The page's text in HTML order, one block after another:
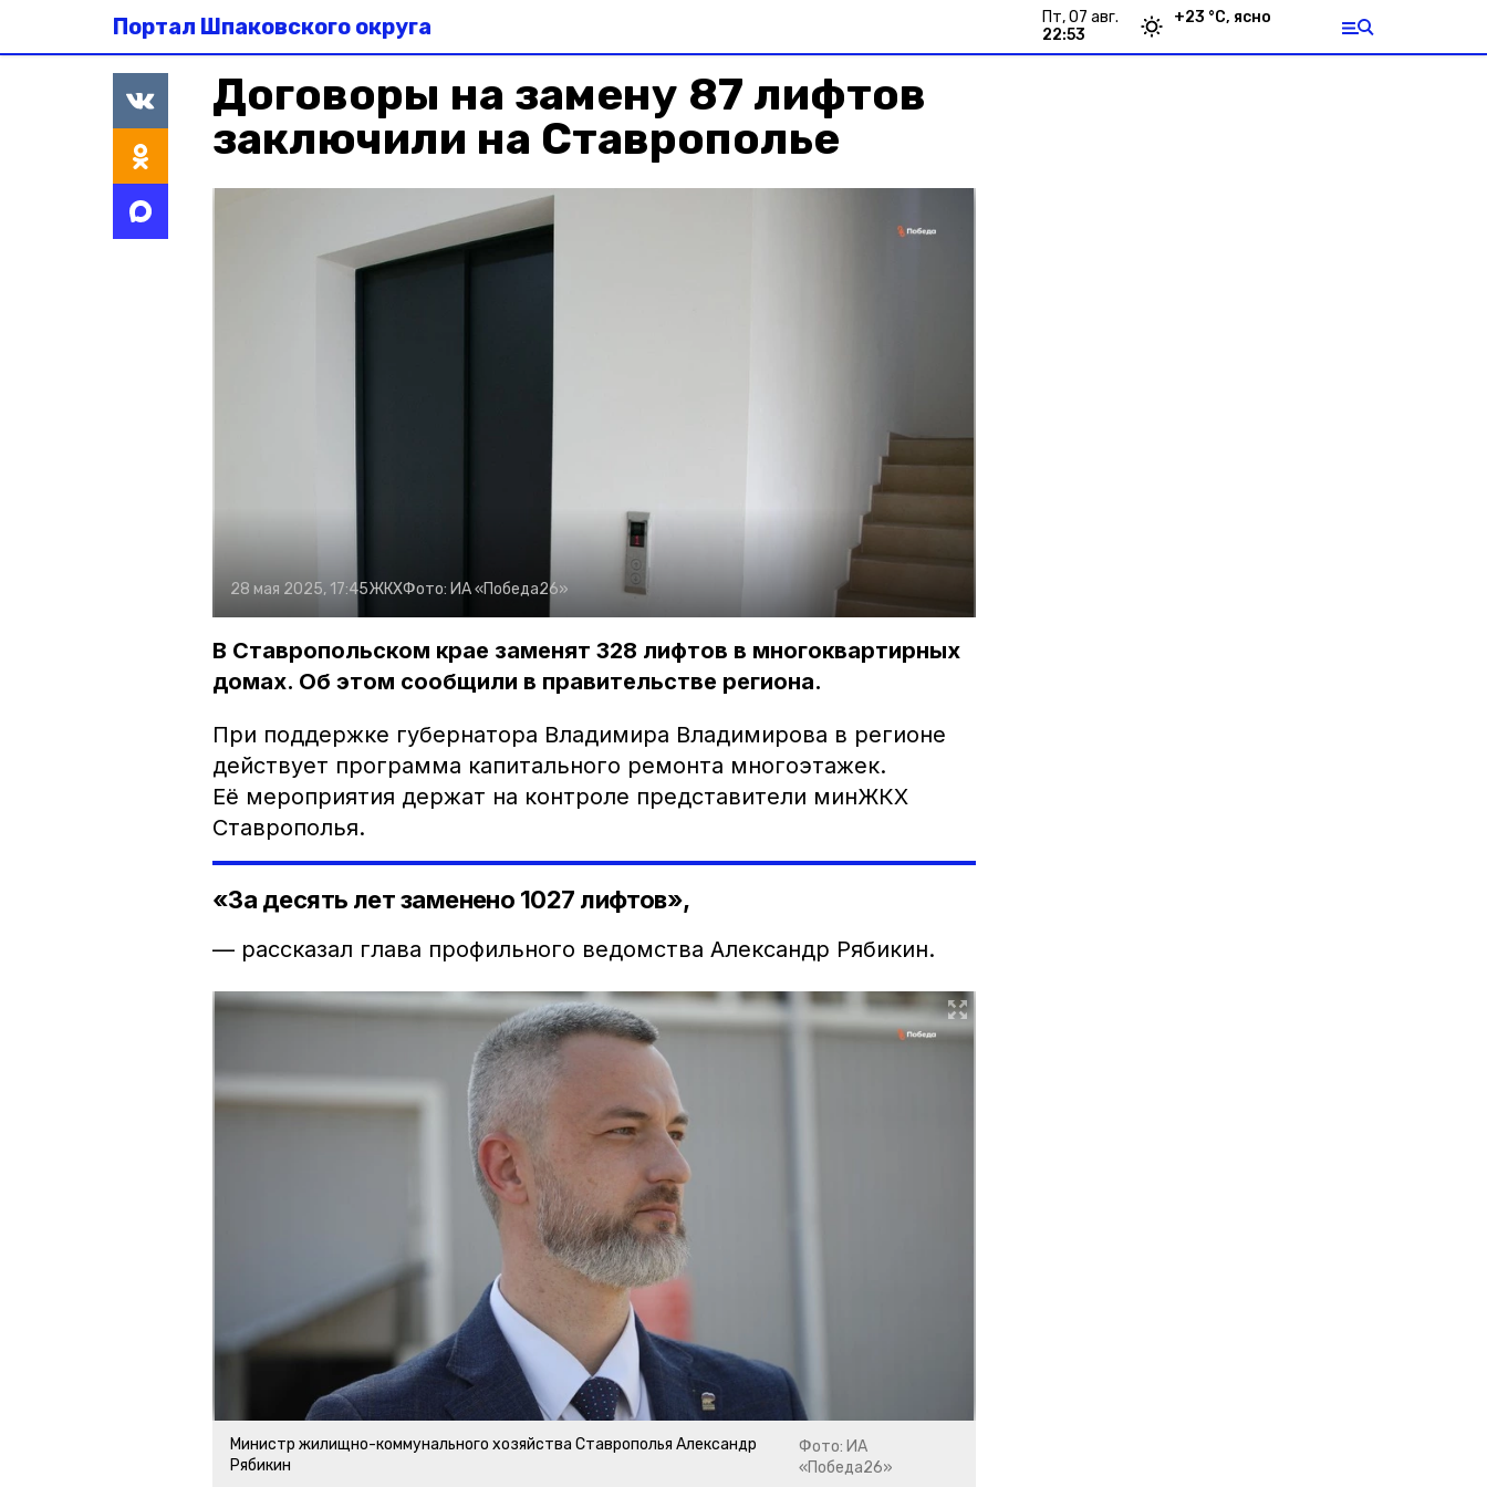
Портал Шпаковского округа
пт, 07 авг.
22:53
+23 °С, ясно
Договоры на замену 87 лифтов
заключили на Ставрополье
28 мая 2025, 17:45ЖКХФото: ИА «Победа26»
В Ставропольском крае заменят 328 лифтов в многоквартирных
домах. Об этом сообщили в правительстве региона.
При поддержке губернатора Владимира Владимирова в регионе
действует программа капитального ремонта многоэтажек.
Её мероприятия держат на контроле представители минЖКХ
Ставрополья.
«За десять лет заменено 1027 лифтов»,
— рассказал глава профильного ведомства Александр Рябикин.
Министр жилищно-коммунального хозяйства Ставрополья Александр
Рябикин
Фото: ИА
«Победа26»